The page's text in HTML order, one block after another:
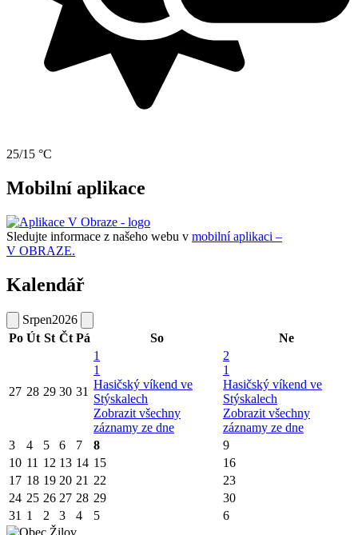
25/15 °C
Mobilní aplikace
Sledujte informace z našeho webu v mobilní aplikaci –
V OBRAZE.
Kalendář
Srpen2026
Po Út St Čt Pá So Ne
27 28 29 30 31
1
1
Hasičský víkend ve
Stýskalech
Zobrazit všechny
záznamy ze dne
2
1
Hasičský víkend ve
Stýskalech
Zobrazit všechny
záznamy ze dne
3
4 5 6 7 8
9
10 11 12 13 14 15
16
17 18 19 20 21 22
23
24 25 26 27 28 29
30
31 1 2 3 4 5 6